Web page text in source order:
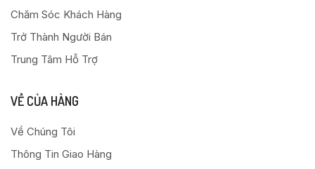
Chăm Sóc Khách Hàng
Trở Thành Người Bán
Trung Tâm Hỗ Trợ
VỀ CỦA HÀNG
Về Chúng Tôi
Thông Tin Giao Hàng